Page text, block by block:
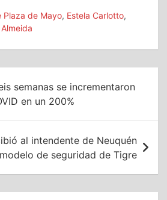
Plaza de Mayo, Estela Carlotto,
semanas se incrementaron
en un 200%
al intendente de Neuquén
de seguridad de Tigre